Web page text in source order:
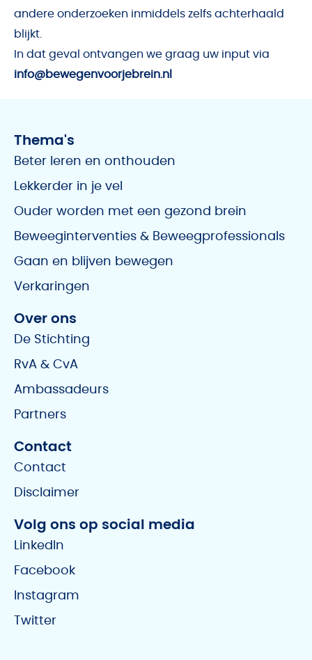
andere onderzoeken inmiddels zelfs achterhaald
blijkt.
In dat geval ontvangen we graag uw input via
info@bewegenvoorjebrein.nl
Thema's
Beter leren en onthouden
Lekkerder in je vel
Ouder worden met een gezond brein
Beweeginterventies & Beweegprofessionals
Gaan en blijven bewegen
Verkaringen
Over ons
De Stichting
RvA & CvA
Ambassadeurs
Partners
Contact
Contact
Disclaimer
Volg ons op social media
LinkedIn
Facebook
Instagram
Twitter